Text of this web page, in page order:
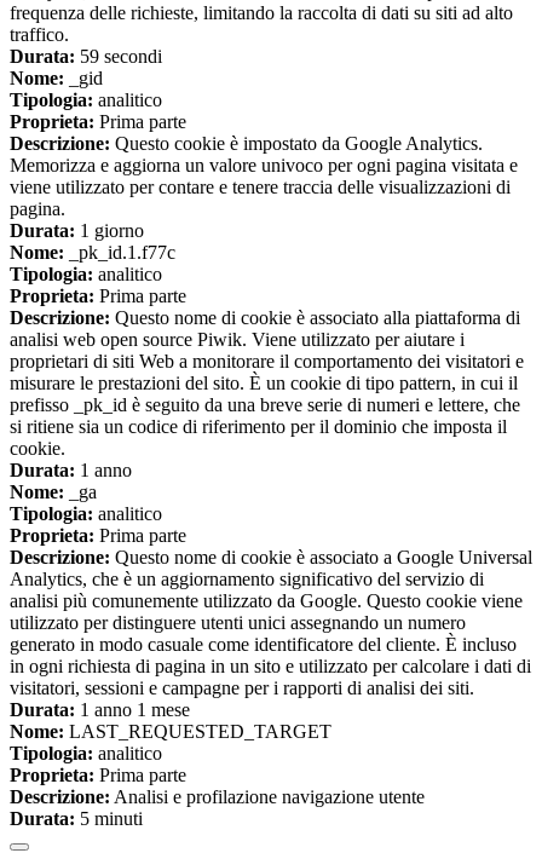
frequenza delle richieste, limitando la raccolta di dati su siti ad alto
traffico.
Durata: 59 secondi
Nome: _gid
Tipologia: analitico
Proprieta: Prima parte
Descrizione: Questo cookie è impostato da Google Analytics.
Memorizza e aggiorna un valore univoco per ogni pagina visitata e
viene utilizzato per contare e tenere traccia delle visualizzazioni di
pagina.
Durata: 1 giorno
Nome: _pk_id.1.f77c
Tipologia: analitico
Proprieta: Prima parte
Descrizione: Questo nome di cookie è associato alla piattaforma di
analisi web open source Piwik. Viene utilizzato per aiutare i
proprietari di siti Web a monitorare il comportamento dei visitatori e
misurare le prestazioni del sito. È un cookie di tipo pattern, in cui il
prefisso _pk_id è seguito da una breve serie di numeri e lettere, che
si ritiene sia un codice di riferimento per il dominio che imposta il
cookie.
Durata: 1 anno
Nome: _ga
Tipologia: analitico
Proprieta: Prima parte
Descrizione: Questo nome di cookie è associato a Google Universal
Analytics, che è un aggiornamento significativo del servizio di
analisi più comunemente utilizzato da Google. Questo cookie viene
utilizzato per distinguere utenti unici assegnando un numero
generato in modo casuale come identificatore del cliente. È incluso
in ogni richiesta di pagina in un sito e utilizzato per calcolare i dati di
visitatori, sessioni e campagne per i rapporti di analisi dei siti.
Durata: 1 anno 1 mese
Nome: LAST_REQUESTED_TARGET
Tipologia: analitico
Proprieta: Prima parte
Descrizione: Analisi e profilazione navigazione utente
Durata: 5 minuti